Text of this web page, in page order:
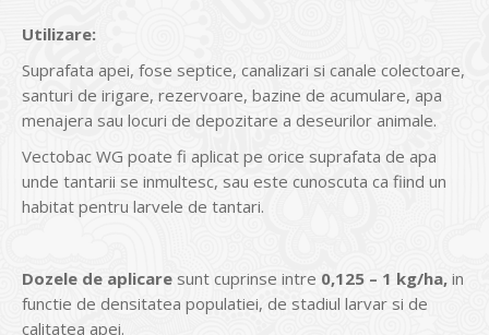
Utilizare:
Suprafata apei, fose septice, canalizari si canale colectoare,
santuri de irigare, rezervoare, bazine de acumulare, apa
menajera sau locuri de depozitare a deseurilor animale.
Vectobac WG poate fi aplicat pe orice suprafata de apa
unde tantarii se inmultesc, sau este cunoscuta ca fiind un
habitat pentru larvele de tantari.
Dozele de aplicare sunt cuprinse intre 0,125 – 1 kg/ha, in
functie de densitatea populatiei, de stadiul larvar si de
calitatea apei.